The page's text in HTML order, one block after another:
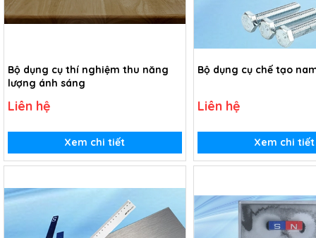
Bộ dụng cụ thí nghiệm thu năng
lượng ánh sáng
Liên hệ
Xem chi tiết
Bộ dụng cụ chế tạo
Liên hệ
Xem chi tiết